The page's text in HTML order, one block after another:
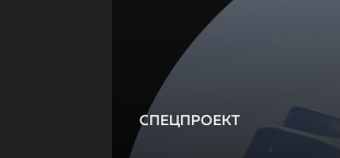
СПЕЦПРОЕКТ